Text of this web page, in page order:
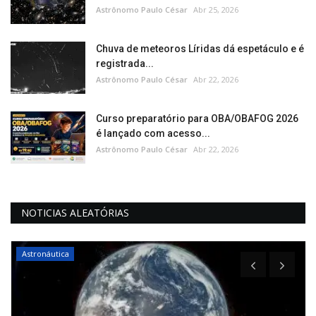
Astrônomo Paulo César Abr 25, 2026
Chuva de meteoros Líridas dá espetáculo e é
registrada...
Astrônomo Paulo César Abr 22, 2026
Curso preparatório para OBA/OBAFOG 2026
é lançado com acesso...
Astrônomo Paulo César Abr 22, 2026
NOTICIAS ALEATÓRIAS
Astronáutica